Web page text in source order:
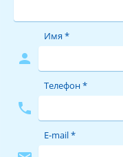
person
Имя *
phone
Телефон *
E-mail *